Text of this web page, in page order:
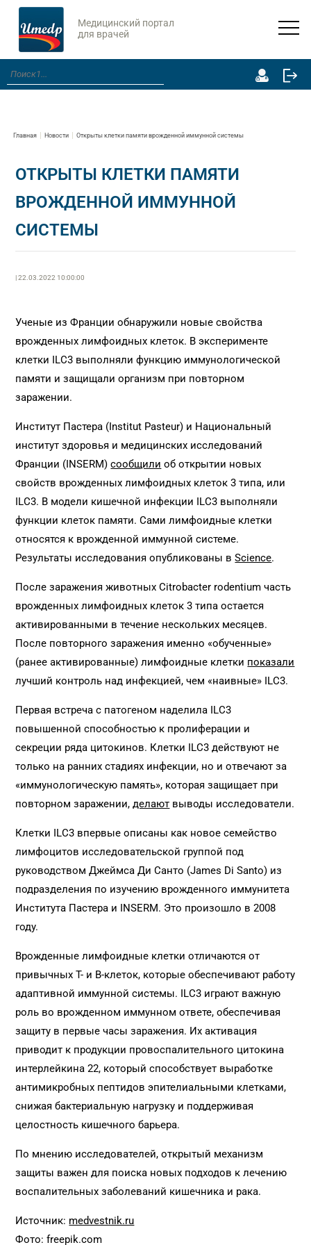
Медицинский портал
для врачей
Главная Новости Открыты клетки памяти врожденной иммунной системы
ОТКРЫТЫ КЛЕТКИ ПАМЯТИ
ВРОЖДЕННОЙ ИММУННОЙ
СИСТЕМЫ
| 22.03.2022 10:00:00
Ученые из Франции обнаружили новые свойства
врожденных лимфоидных клеток. В эксперименте
клетки ILC3 выполняли функцию иммунологической
памяти и защищали организм при повторном
заражении.
Институт Пастера (Institut Pasteur) и Национальный
институт здоровья и медицинских исследований
Франции (INSERM)сообщили об открытии новых
свойств врожденных лимфоидных клеток 3 типа, или
ILC3. В модели кишечной инфекции ILC3 выполняли
функции клеток памяти. Сами лимфоидные клетки
относятся к врожденной иммунной системе.
Результаты исследования опубликованы вScience.
После заражения животных Citrobacter rodentium часть
врожденных лимфоидных клеток 3 типа остается
активированными в течение нескольких месяцев.
После повторного заражения именно «обученные»
(ранее активированные) лимфоидные клетки показали
лучший контроль над инфекцией, чем «наивные» ILC3.
Первая встреча с патогеном наделила ILC3
повышенной способностью к пролиферации и
секреции ряда цитокинов. Клетки ILC3 действуют не
только на ранних стадиях инфекции, но и отвечают за
«иммунологическую память», которая защищает при
повторном заражении,делают выводы исследователи.
Клетки ILC3 впервые описаны как новое семейство
лимфоцитов исследовательской группой под
руководством Джеймса Ди Санто (James Di Santo) из
подразделения по изучению врожденного иммунитета
Института Пастера и INSERM. Это произошло в 2008
году.
Врожденные лимфоидные клетки отличаются от
привычных Т- и В-клеток, которые обеспечивают работу
адаптивной иммунной системы. ILC3 играют важную
роль во врожденном иммунном ответе, обеспечивая
защиту в первые часы заражения. Их активация
приводит к продукции провоспалительного цитокина
интерлейкина 22, который способствует выработке
антимикробных пептидов эпителиальными клетками,
снижая бактериальную нагрузку и поддерживая
целостность кишечного барьера.
По мнению исследователей, открытый механизм
защиты важен для поиска новых подходов к лечению
воспалительных заболеваний кишечника и рака.
Источник: medvestnik.ru
Фото: freepik.com